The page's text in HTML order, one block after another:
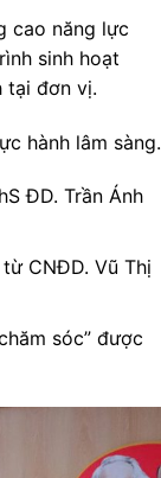
cao năng lực
sinh hoạt
tại đơn vị.
hành lâm sàng.
ĐD. Trần Ánh
CNĐD. Vũ Thị
sóc” được